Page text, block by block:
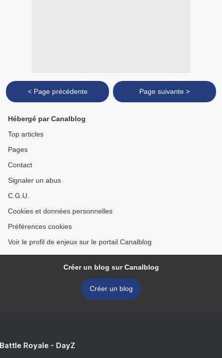
< Page précédente Page suivante >
Hébergé par Canalblog
Top articles
Pages
Contact
Signaler un abus
C.G.U.
Cookies et données personnelles
Préférences cookies
Voir le profil de enjeux sur le portail Canalblog
Créer un blog sur Canalblog
Créer un blog
Royale - DayZ